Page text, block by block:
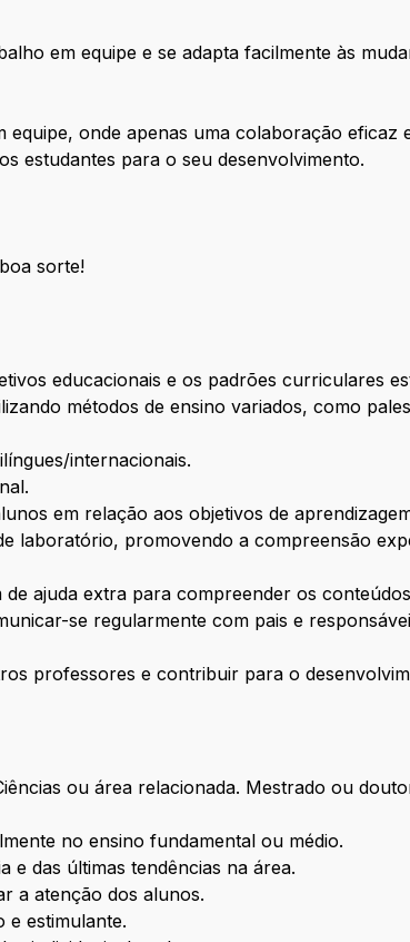
em equipe e se adapta facilmente às
onde apenas uma colaboração eficaz
estudantes para o seu desenvolvimento.
sorte!
educacionais e os padrões curriculares
métodos de ensino variados, como
internacionais.
em relação aos objetivos de
laboratório, promovendo a compreensão
ajuda extra para compreender os
se regularmente com pais e
professores e contribuir para o
ou área relacionada. Mestrado ou
no ensino fundamental ou médio.
e das últimas tendências na área.
a atenção dos alunos.
e estimulante.